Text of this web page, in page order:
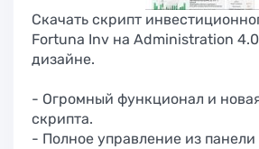
Скачать скрипт
Fortuna Inv на Administration
дизайне.
- Огромный функционал и
скрипта.
- Полное управление из панели